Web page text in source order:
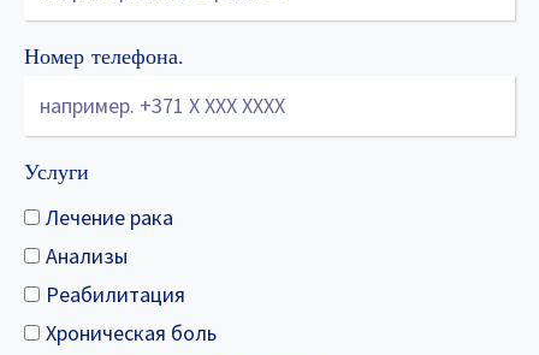
Номер телефона.
Услуги
Лечение рака
Анализы
Реабилитация
Хроническая боль